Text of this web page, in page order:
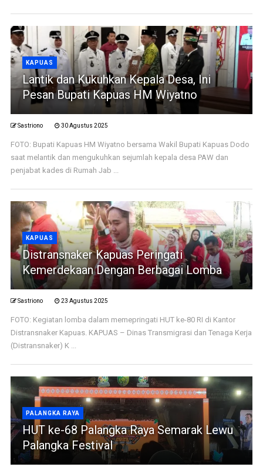
KAPUAS
Lantik dan Kukuhkan Kepala Desa, Ini
Pesan Bupati Kapuas HM Wiyatno
Sastriono 30 Agustus 2025
FOTO: Bupati Kapuas HM Wiyatno bersama Wakil Bupati Kapuas Dodo
saat melantik dan mengukuhkan sejumlah kepala desa PAW dan
penjabat kades di Rumah Jab ...
KAPUAS
Distransnaker Kapuas Peringati
Kemerdekaan Dengan Berbagai Lomba
Sastriono 23 Agustus 2025
FOTO: Kegiatan lomba dalam memepringati HUT ke-80 RI di Kantor
Distransnaker Kapuas. KAPUAS – Dinas Transmigrasi dan Tenaga Kerja
(Distransnaker) K ...
PALANGKA RAYA
HUT ke-68 Palangka Raya Semarak Lewu
Palangka Festival